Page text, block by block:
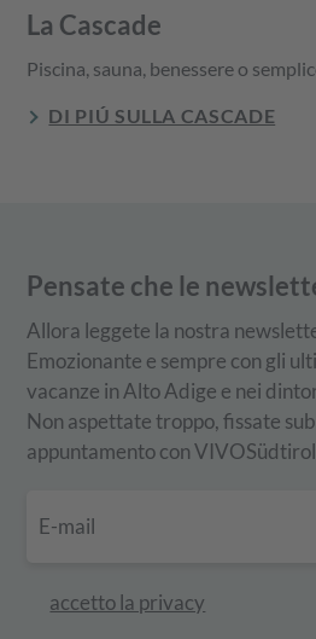
La Cascade
Piscina, sauna, benessere o
DI PIÚ SULLA CASCADE
Pensate che le
Allora leggete la nostra
Emozionante e sempre con gli
vacanze in Alto Adige e nei
Non aspettate troppo, fissate
appuntamento con
accetto la privacy